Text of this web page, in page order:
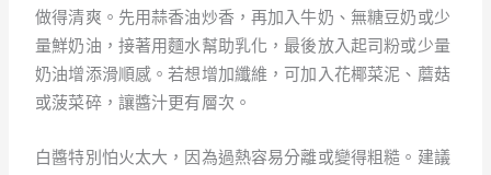
做得清爽。先用蒜香油炒香，再加入牛奶、無糖豆奶或少
量鮮奶油，接著用麵水幫助乳化，最後放入起司粉或少量
奶油增添滑順感。若想增加纖維，可加入花椰菜泥、蘑菇
或菠菜碎，讓醬汁更有層次。
白醬特別怕火太大，因為過熱容易分離或變得粗糙。建議